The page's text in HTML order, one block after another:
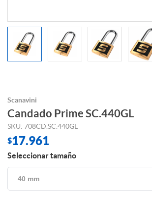
Scanavini
Candado Prime SC.440GL
SKU: 708CD.SC.440GL
$17.961
Seleccionar tamaño